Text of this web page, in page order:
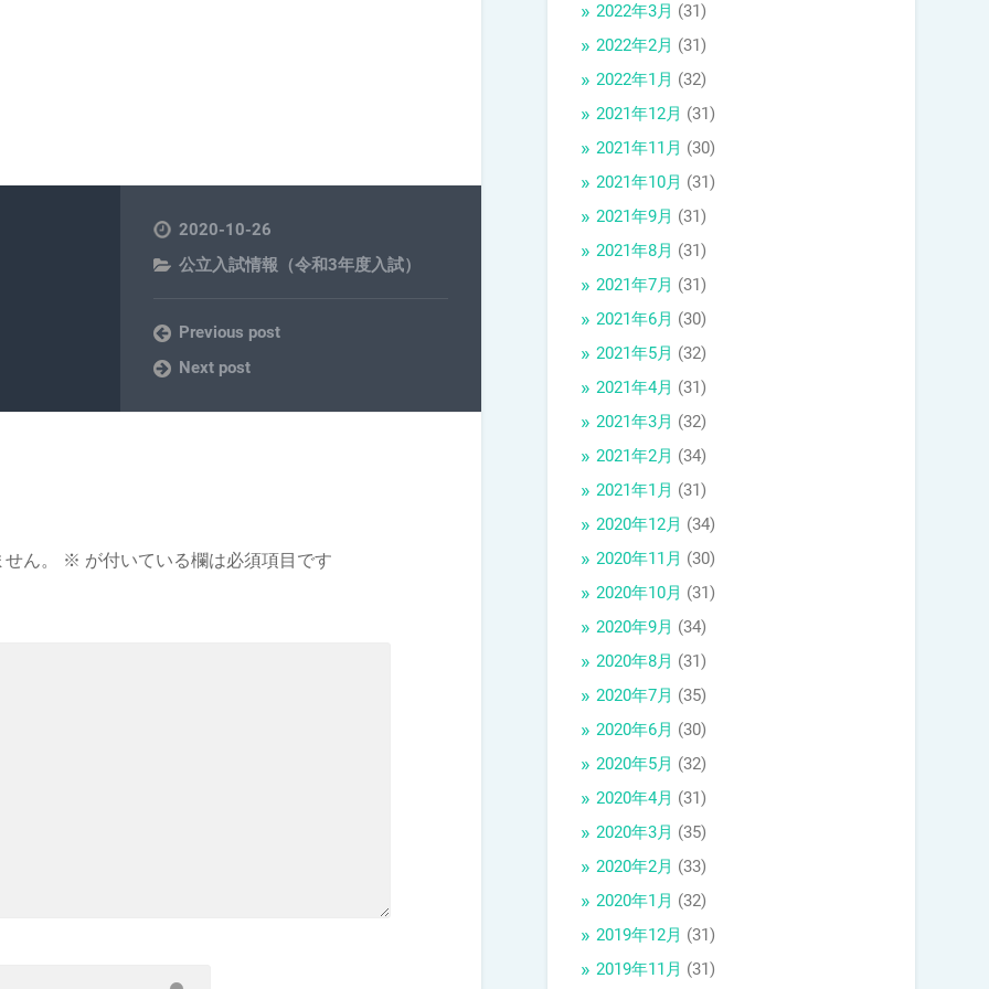
2020-10-26
公立入試情報（令和3年度入試）
Previous post
Next post
ん。 ※ が付いている欄は必須項目です
2022年3月 (31)
2022年2月 (31)
2022年1月 (32)
2021年12月 (31)
2021年11月 (30)
2021年10月 (31)
2021年9月 (31)
2021年8月 (31)
2021年7月 (31)
2021年6月 (30)
2021年5月 (32)
2021年4月 (31)
2021年3月 (32)
2021年2月 (34)
2021年1月 (31)
2020年12月 (34)
2020年11月 (30)
2020年10月 (31)
2020年9月 (34)
2020年8月 (31)
2020年7月 (35)
2020年6月 (30)
2020年5月 (32)
2020年4月 (31)
2020年3月 (35)
2020年2月 (33)
2020年1月 (32)
2019年12月 (31)
2019年11月 (31)